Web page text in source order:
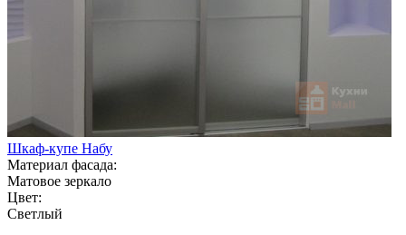
Шкаф-купе Набу
Материал фасада:
Матовое зеркало
Цвет:
Светлый